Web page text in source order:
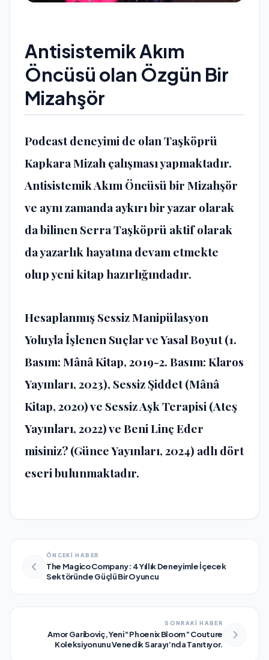
Antisistemik Akım
Öncüsü olan Özgün Bir
Mizahşör
Podcast deneyimi de olan Taşköprü
Kapkara Mizah çalışması yapmaktadır.
Antisistemik Akım Öncüsü bir Mizahşör
ve aynı zamanda aykırı bir yazar olarak
da bilinen Serra Taşköprü aktif olarak
da yazarlık hayatına devam etmekte
olup yeni kitap hazırlığındadır.
Hesaplanmış Sessiz Manipülasyon
Yoluyla İşlenen Suçlar ve Yasal Boyut (1.
Basım: Mânâ Kitap, 2019-2. Basım: Klaros
Yayınları, 2023), Sessiz Şiddet (Mânâ
Kitap, 2020) ve Sessiz Aşk Terapisi (Ateş
Yayınları, 2022) ve Beni Linç Eder
misiniz? (Günce Yayınları, 2024) adlı dört
eseri bulunmaktadır.
ÖNCEKİ HABER
The Magico Company: 4 Yıllık Deneyimle İçecek
Sektöründe Güçlü Bir Oyuncu
SONRAKİ HABER
Amor Gariboviç, Yeni “Phoenix Bloom” Couture
Koleksiyonunu Venedik Sarayı’nda Tanıtıyor.